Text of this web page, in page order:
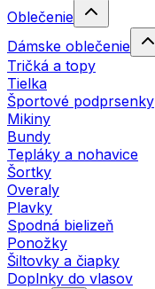
Oblečenie
Dámske oblečenie
Tričká a topy
Tielka
Športové podprsenky
Mikiny
Bundy
Tepláky a nohavice
Šortky
Overaly
Plavky
Spodná bielizeň
Ponožky
Šiltovky a čiapky
Doplnky do vlasov